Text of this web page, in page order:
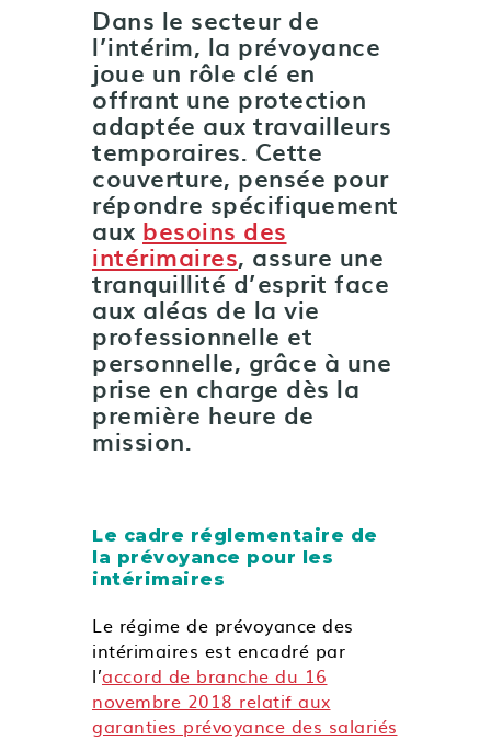
Dans le secteur de
l’intérim, la prévoyance
joue un rôle clé en
offrant une protection
adaptée aux travailleurs
temporaires. Cette
couverture, pensée pour
répondre spécifiquement
aux besoins des
intérimaires, assure une
tranquillité d’esprit face
aux aléas de la vie
professionnelle et
personnelle, grâce à une
prise en charge dès la
première heure de
mission.
Le cadre réglementaire de
la prévoyance pour les
intérimaires
Le régime de prévoyance des
intérimaires est encadré par
l’accord de branche du 16
novembre 2018 relatif aux
garanties prévoyance des salariés